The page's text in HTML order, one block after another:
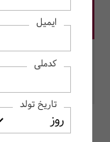
قیمت
محل
در یک نگاه
ایمیل
کدملی
تاریخ تولد